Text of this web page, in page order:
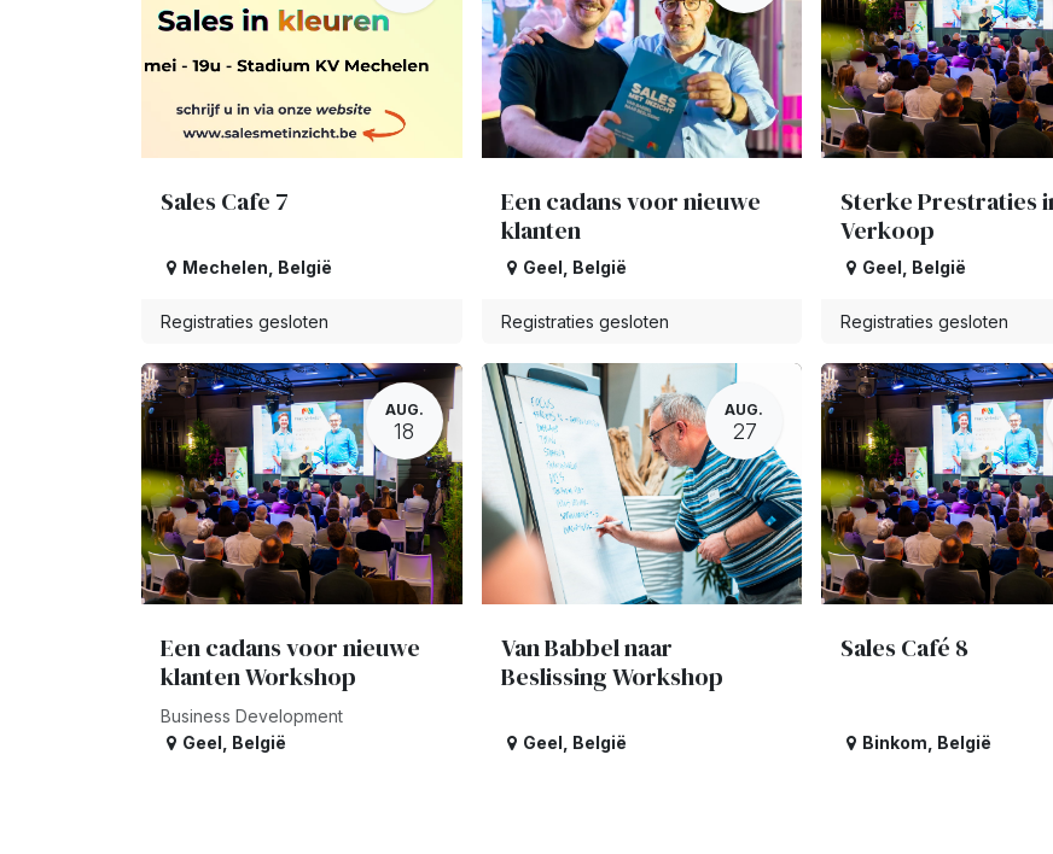
Sales Cafe 7
Mechelen België
Registraties gesloten
Een cadans voor nieuwe
klanten
Geel België
Registraties gesloten
Sterke Prestraties
Verkoop
Geel België
Registraties gesloten
AUG.
18
Een cadans voor nieuwe
klanten Workshop
Business Development
Geel België
AUG.
27
Van Babbel naar
Beslissing Workshop
Geel België
Sales Café 8
Binkom België